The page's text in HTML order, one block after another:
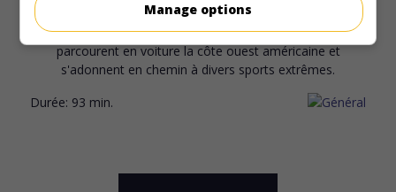
É.-U. 2001. Comédie dramatiquede Eric Hannah
Ryan
Browning,Cassidy Rae,Dante Basco. Cinq jeunes
parcourent en voiture la côte ouest américaine et
s'adonnent en chemin à divers sports extrêmes.
Durée: 93 min.
Manage options